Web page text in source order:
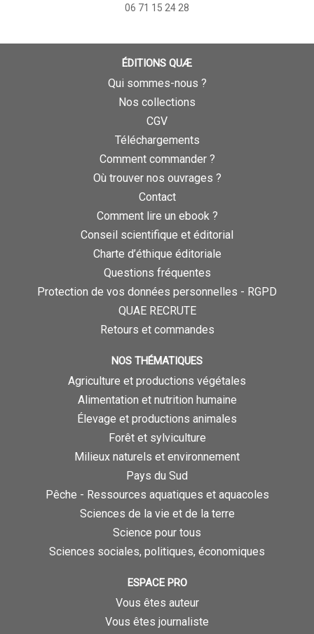
06 71 15 24 28
ÉDITIONS QUÆ
Qui sommes-nous ?
Nos collections
CGV
Téléchargements
Comment commander ?
Où trouver nos ouvrages ?
Contact
Comment lire un ebook ?
Conseil scientifique et éditorial
Charte d’éthique éditoriale
Questions fréquentes
Protection de vos données personnelles - RGPD
QUAE RECRUTE
Retours et commandes
NOS THÉMATIQUES
Agriculture et productions végétales
Alimentation et nutrition humaine
Élevage et productions animales
Forêt et sylviculture
Milieux naturels et environnement
Pays du Sud
Pêche - Ressources aquatiques et aquacoles
Sciences de la vie et de la terre
Science pour tous
Sciences sociales, politiques, économiques
ESPACE PRO
Vous êtes auteur
Vous êtes journaliste